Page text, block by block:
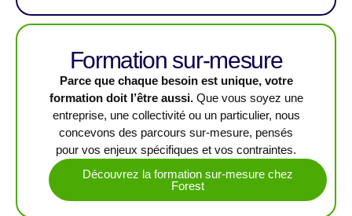
Formation sur-mesure
Parce que chaque besoin est unique, votre
formation doit l’être aussi.Que vous soyez une
entreprise, une collectivité ou un particulier, nous
concevons des parcours sur-mesure, pensés
pour vos enjeux spécifiques et vos contraintes.
Découvrez la formation sur-mesure chez
Forest